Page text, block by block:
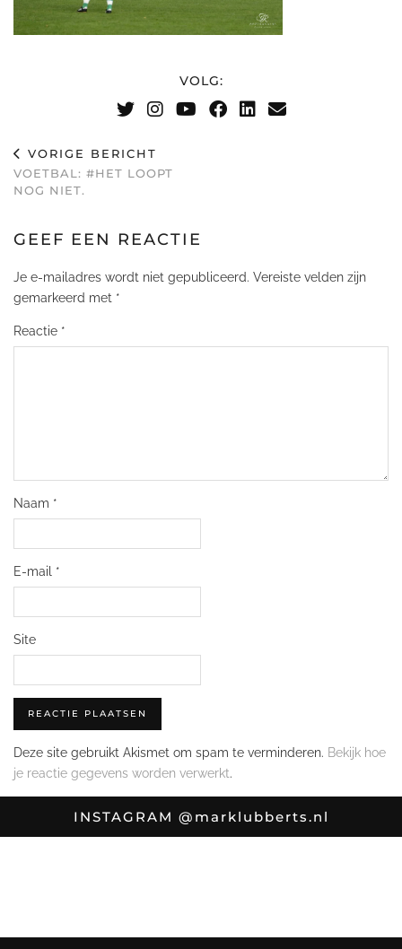
VOLG:
VORIGE BERICHT
VOETBAL: #HET LOOPT
NOG NIET.
GEEF EEN REACTIE
Je e-mailadres wordt niet gepubliceerd. Vereiste velden zijn
gemarkeerd met *
Reactie *
Naam *
E-mail *
Site
Deze site gebruikt Akismet om spam te verminderen. Bekijk hoe
je reactie gegevens worden verwerkt.
INSTAGRAM @marklubberts.nl